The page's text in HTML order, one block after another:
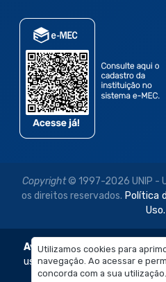
Utilizamos cookies para
navegação. Ao acessar e
concorda com a sua utilização.
Copyright© 1997-2026 UNIP -
os direitos reservados. Política
Uso.
Aviso Legal: As imagens
uso exclusivo institucional do
da Universidade